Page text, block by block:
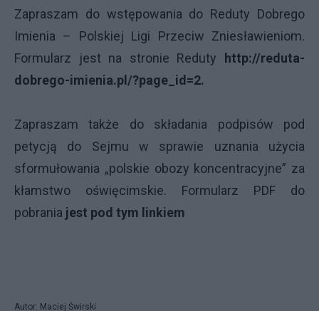
Zapraszam do wstępowania do Reduty Dobrego
Imienia – Polskiej Ligi Przeciw Zniesławieniom.
Formularz jest na stronie Reduty
http://reduta-
dobrego-imienia.pl/?page_id=2.
Zapraszam także do składania podpisów pod
petycją do Sejmu w sprawie uznania użycia
sformułowania „polskie obozy koncentracyjne” za
kłamstwo oświęcimskie. Formularz PDF do
pobrania jest pod tym linkiem
Autor: Maciej Świrski